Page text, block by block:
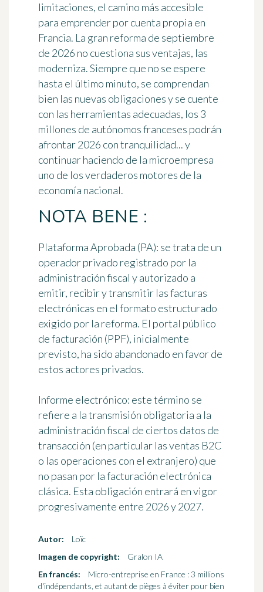
limitaciones, el camino más accesible
para emprender por cuenta propia en
Francia. La gran reforma de septiembre
de 2026 no cuestiona sus ventajas, las
moderniza. Siempre que no se espere
hasta el último minuto, se comprendan
bien las nuevas obligaciones y se cuente
con las herramientas adecuadas, los 3
millones de autónomos franceses podrán
afrontar 2026 con tranquilidad... y
continuar haciendo de la microempresa
uno de los verdaderos motores de la
economía nacional.
NOTA BENE :
Plataforma Aprobada (PA): se trata de un
operador privado registrado por la
administración fiscal y autorizado a
emitir, recibir y transmitir las facturas
electrónicas en el formato estructurado
exigido por la reforma. El portal público
de facturación (PPF), inicialmente
previsto, ha sido abandonado en favor de
estos actores privados.
Informe electrónico: este término se
refiere a la transmisión obligatoria a la
administración fiscal de ciertos datos de
transacción (en particular las ventas B2C
o las operaciones con el extranjero) que
no pasan por la facturación electrónica
clásica. Esta obligación entrará en vigor
progresivamente entre 2026 y 2027.
Autor:
Loïc
Imagen de copyright:
Gralon IA
En francés:
Micro-entreprise en France : 3 millions
d'indépendants, et autant de pièges à éviter pour bien